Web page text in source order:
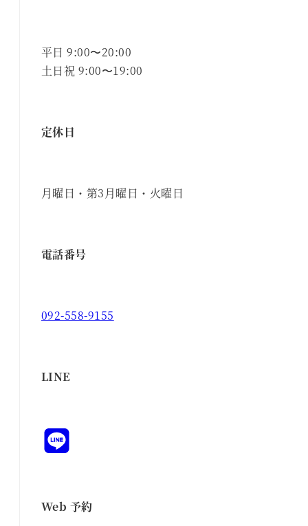
平日 9:00〜20:00
土日祝 9:00〜19:00
定休日
月曜日・第3月曜日・火曜日
電話番号
092-558-9155
LINE
Web 予約